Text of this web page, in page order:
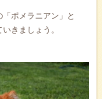
ポメラニアン」と
きましょう。